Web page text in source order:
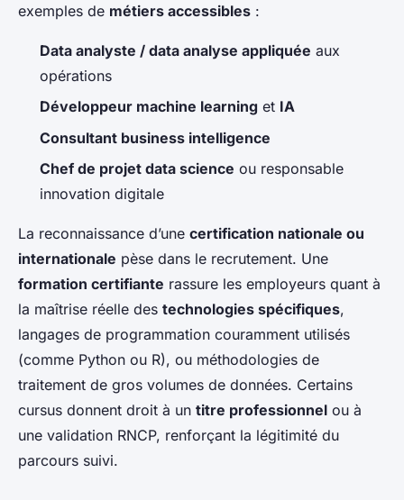
exemples de métiers accessibles :
Data analyste / data analyse appliquée aux
opérations
Développeur machine learning et IA
Consultant business intelligence
Chef de projet data science ou responsable
innovation digitale
La reconnaissance d’une certification nationale ou
internationale pèse dans le recrutement. Une
formation certifiante rassure les employeurs quant à
la maîtrise réelle des technologies spécifiques,
langages de programmation couramment utilisés
(comme Python ou R), ou méthodologies de
traitement de gros volumes de données. Certains
cursus donnent droit à un titre professionnel ou à
une validation RNCP, renforçant la légitimité du
parcours suivi.